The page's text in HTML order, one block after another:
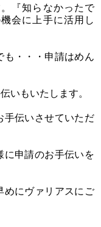
『知らなかったで
会に上手に活用し
も・・・申請はめん
いもいたします。
手伝いさせていただ
に申請のお手伝いを
めにヴァリアスにご